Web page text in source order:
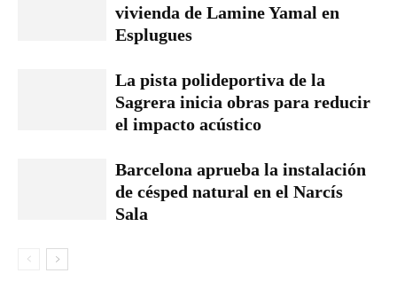
vivienda de Lamine Yamal en
Esplugues
La pista polideportiva de la
Sagrera inicia obras para reducir
el impacto acústico
Barcelona aprueba la instalación
de césped natural en el Narcís
Sala